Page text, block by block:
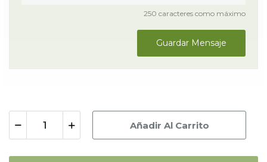
250 caracteres como máximo
Guardar Mensaje
Añadir Al Carrito